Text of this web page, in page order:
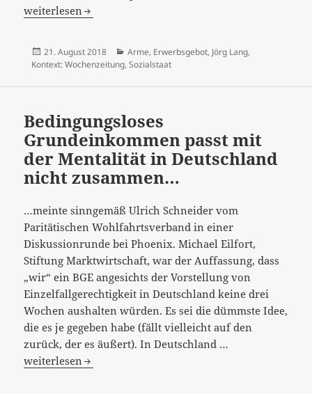
weiterlesen
Veröffentlicht
am
21. August 2018 Kategorien
Arme, Erwerbsgebot, Jörg Lang,
Kontext: Wochenzeitung, Sozialstaat
Bedingungsloses
Grundeinkommen passt mit
der Mentalität in Deutschland
nicht zusammen…
…meinte sinngemäß Ulrich Schneider vom
Paritätischen Wohlfahrtsverband in einer
Diskussionrunde bei Phoenix. Michael Eilfort,
Stiftung Marktwirtschaft, war der Auffassung, dass
„wir“ ein BGE angesichts der Vorstellung von
Einzelfallgerechtigkeit in Deutschland keine drei
Wochen aushalten würden. Es sei die dümmste Idee,
die es je gegeben habe (fällt vielleicht auf den
zurück, der es äußert). In Deutschland …
weiterlesen